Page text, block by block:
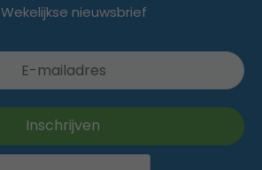
Wekelijkse nieuwsbrief